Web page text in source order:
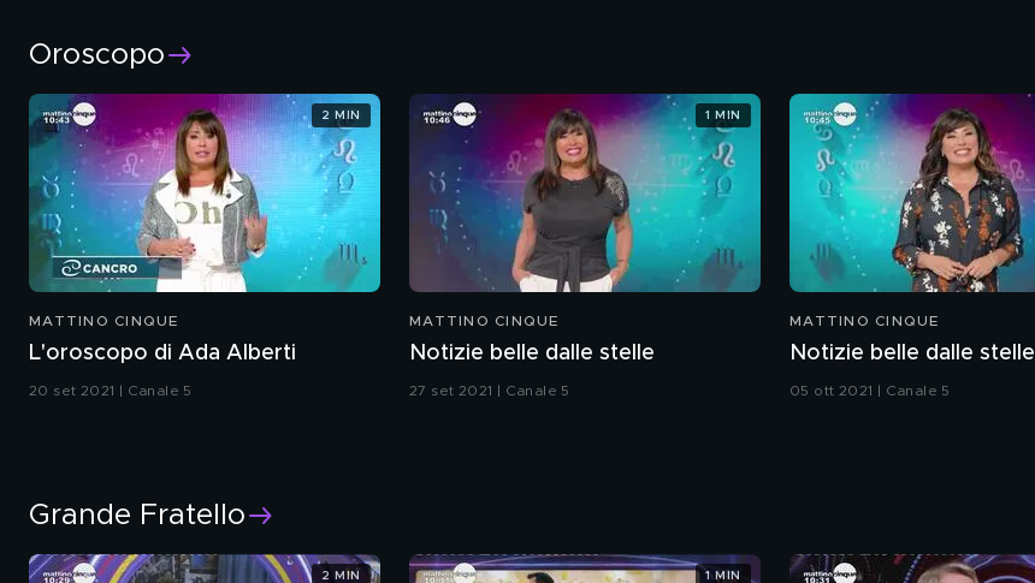
Oroscopo
MATTINO CINQUE
L'oroscopo di Ada Alberti
20 set 2021 | Canale 5
2 MIN
MATTINO CINQUE
Notizie belle dalle stelle
27 set 2021 | Canale 5
1 MIN
MATTINO CINQUE
Notizie belle dalle stelle
05 ott 2021 | Canale 5
Grande Fratello
2 MIN 1 MIN